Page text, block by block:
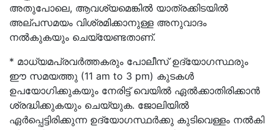
അതുപോലെ, ആവശ്യമെങ്കിൽ യാത്രക്കിടയിൽ
അല്പസമയം വിശ്രമിക്കാനുള്ള അനുവാദം
നൽകുകയും ചെയ്യേണ്ടതാണ്.
* മാധ്യമപ്രവർത്തകരും പോലീസ് ഉദ്യോഗസ്ഥരും
ഈ സമയത്തു (11 am to 3 pm) കുടകൾ
ഉപയോഗിക്കുകയും നേരിട്ട് വെയിൽ ഏൽക്കാതിരിക്കാൻ
ശ്രദ്ധിക്കുകയും ചെയ്യുക. ജോലിയിൽ
ഏർപ്പെട്ടിരിക്കുന്ന ഉദ്യോഗസ്ഥർക്കു കുടിവെള്ളം നൽകി